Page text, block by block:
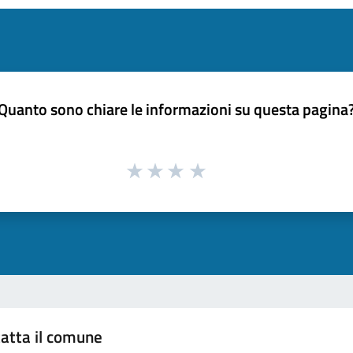
sono chiare le informazioni su questa
il comune